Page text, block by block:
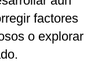
factores
o explorar